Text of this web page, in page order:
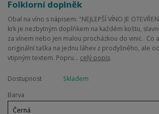
Folklorní doplněk
Obal na víno s nápisem: "NEJLEPŠÍ VÍNO JE
krk je nezbytným doplňkem na každém koštu,
za vínem nebo jen malou procházkou do vinic. Co
originální taška na jednu láhev z prodyšného, ale
vtipným textem. Popru... celý popis
Dostupnost
Skladem
Barva